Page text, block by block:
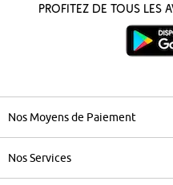
Profitez de tous les
Nos Moyens de Paiement
Nos Services